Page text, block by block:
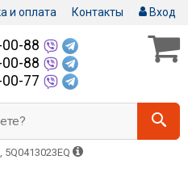
и оплата Контакты Вход
88
88
77